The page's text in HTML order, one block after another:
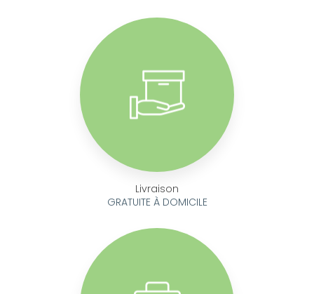
Livraison
GRATUITE À DOMICILE